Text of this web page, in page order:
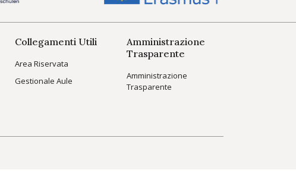
Collegamenti Utili
Area Riservata
Gestionale Aule
Amministrazione
Trasparente
Amministrazione
Trasparente